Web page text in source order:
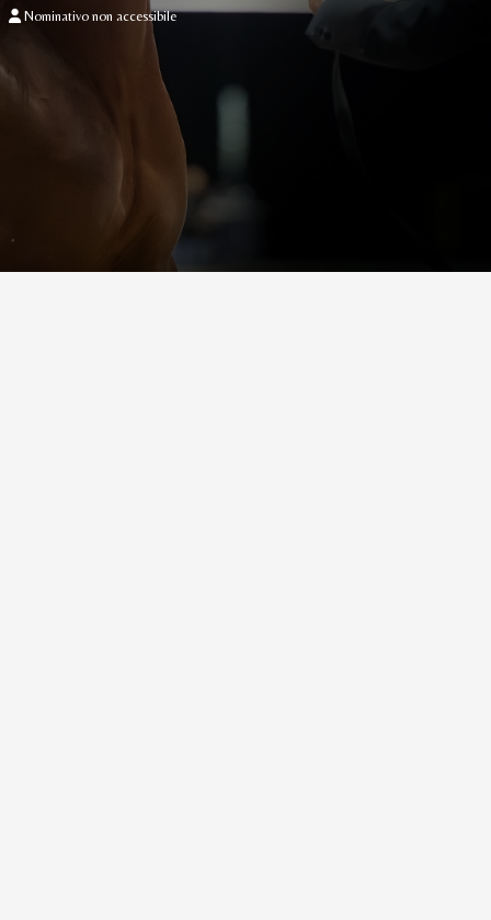
Nominativo non accessibile